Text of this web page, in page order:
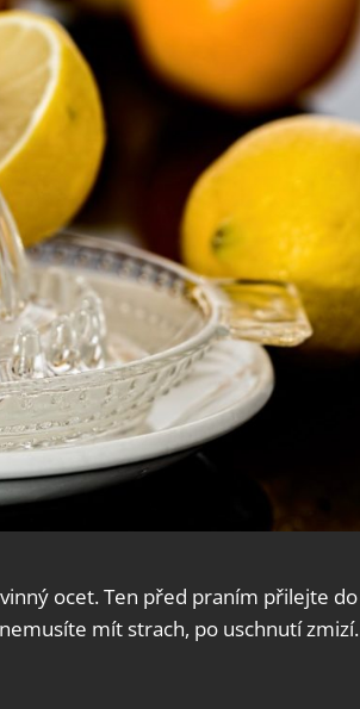
ocet. Ten před praním přilejte do
mít strach, po uschnutí zmizí.